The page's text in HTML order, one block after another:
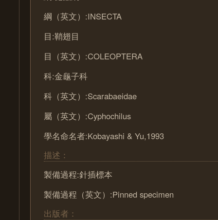
綱（英文）:INSECTA
目:鞘翅目
目（英文）:COLEOPTERA
科:金龜子科
科（英文）:Scarabaeidae
屬（英文）:Cyphochilus
學名命名者:Kobayashi & Yu,1993
描述：
製備過程:針插標本
製備過程（英文）:Pinned specimen
出版者：